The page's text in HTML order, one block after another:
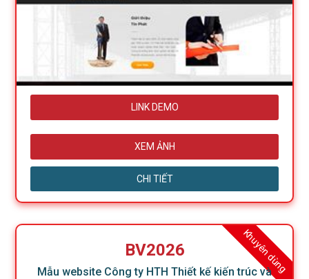
LINK DEMO
XEM ẢNH
CHI TIẾT
Khuyên dùng
BV2026
Mẫu website Công ty HTH Thiết kế kiến trúc và